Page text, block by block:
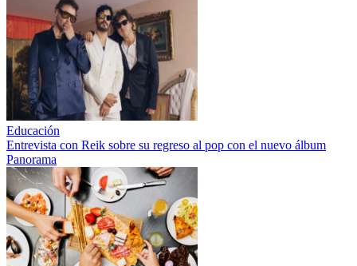
Educación
Entrevista con Reik sobre su regreso al pop con el nuevo álbum
Panorama